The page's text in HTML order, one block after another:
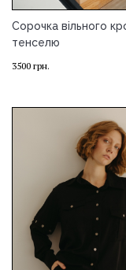
Сорочка вільного
тенселю
3500 грн.